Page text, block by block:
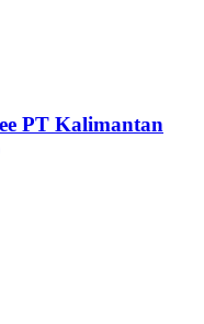
PT Kalimantan